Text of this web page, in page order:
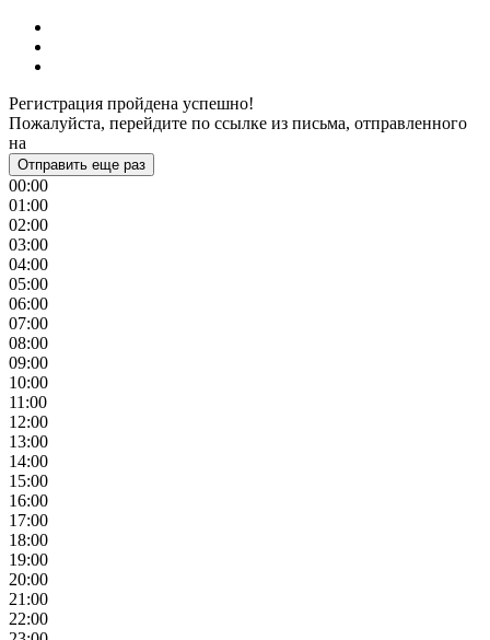
Регистрация пройдена успешно!
Пожалуйста, перейдите по ссылке из письма, отправленного
на
Отправить еще раз
00:00
01:00
02:00
03:00
04:00
05:00
06:00
07:00
08:00
09:00
10:00
11:00
12:00
13:00
14:00
15:00
16:00
17:00
18:00
19:00
20:00
21:00
22:00